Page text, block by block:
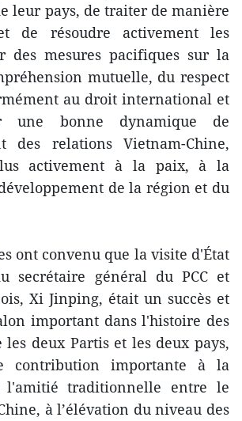
leur pays, de traiter de manière
de résoudre activement les
des mesures pacifiques sur la
mutuelle, du respect
au droit international et
une bonne dynamique de
des relations Vietnam-Chine,
activement à la paix, à la
de la région et du
ont convenu que la visite d'État
secrétaire général du PCC et
Xi Jinping, était un succès et
important dans l'histoire des
deux Partis et les deux pays,
contribution importante à la
l'amitié traditionnelle entre le
à l’élévation du niveau des